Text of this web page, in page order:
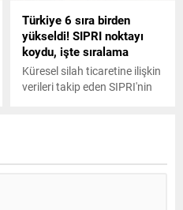
Türkiye 6 sıra birden
yükseldi! SIPRI noktayı
koydu, işte sıralama
Küresel silah ticaretine ilişkin
verileri takip eden SIPRI'nin